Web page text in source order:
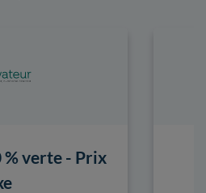
verte - Prix